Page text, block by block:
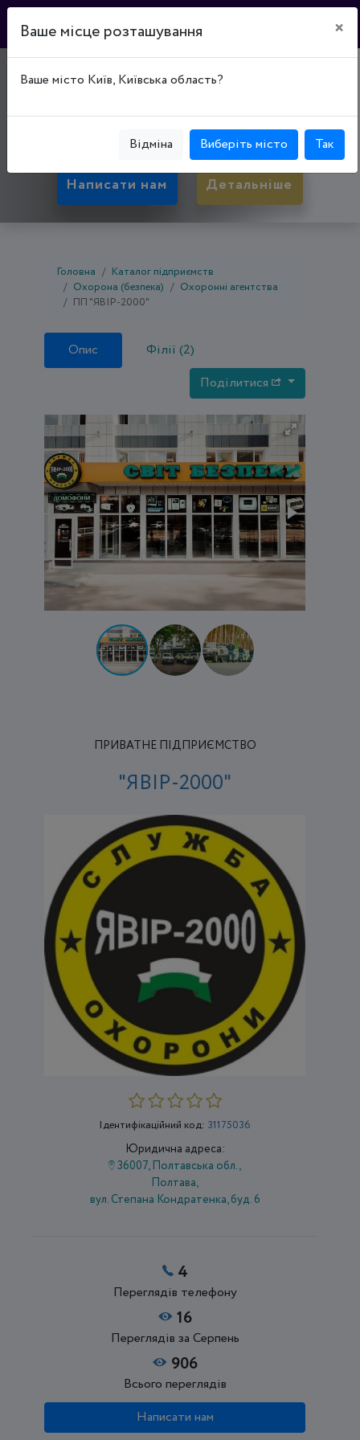
"ЯВІР-2000"
Кондратенка, буд. 6
Написати нам Детальніше
Головна
Каталог підприємств
Охорона (безпека)
Охоронні агентства
ПП "ЯВІР-2000"
Опис
Філії (2)
Поділитися
ПРИВАТНЕ ПІДПРИЄМСТВО
"ЯВІР-2000"
Ідентифікаційний код: 31175036
Юридична адреса:
36007, Полтавська обл.,
Полтава,
вул. Степана Кондратенка, буд. 6
4
Переглядів телефону
16
Переглядів за Серпень
906
Всього переглядів
Написати нам
Ваше місце розташування ×
Ваше місто Київ, Київська область?
Відміна Виберіть місто Так